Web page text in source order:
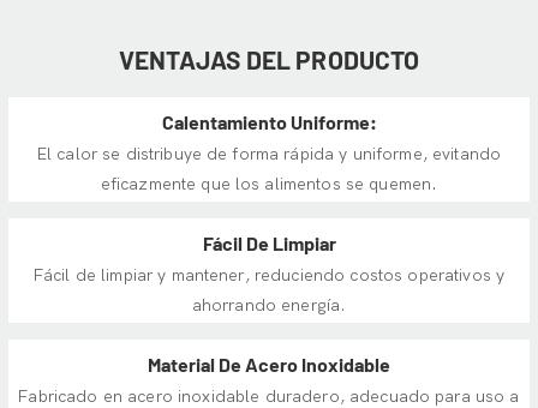
VENTAJAS DEL PRODUCTO
Calentamiento Uniforme:
El calor se distribuye de forma rápida y uniforme, evitando
eficazmente que los alimentos se quemen.
Fácil De Limpiar
Fácil de limpiar y mantener, reduciendo costos operativos y
ahorrando energía.
Material De Acero Inoxidable
Fabricado en acero inoxidable duradero, adecuado para uso a